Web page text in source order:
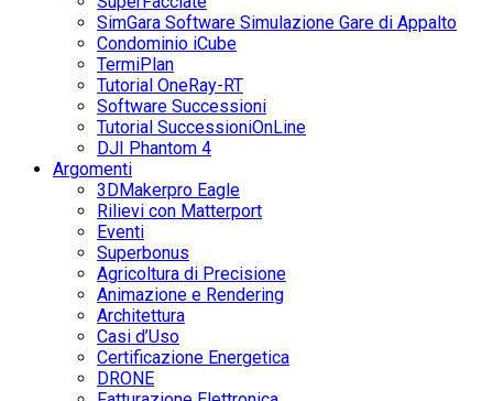
SimGara Software Simulazione Gare di Appalto
Condominio iCube
TermiPlan
Tutorial OneRay-RT
Software Successioni
Tutorial SuccessioniOnLine
DJI Phantom 4
Argomenti
3DMakerpro Eagle
Rilievi con Matterport
Eventi
Superbonus
Agricoltura di Precisione
Animazione e Rendering
Architettura
Casi d’Uso
Certificazione Energetica
DRONE